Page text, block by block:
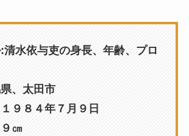
:清水依与吏の身長、年齢、プロ
、太田市
９８４年７月９日
㎝